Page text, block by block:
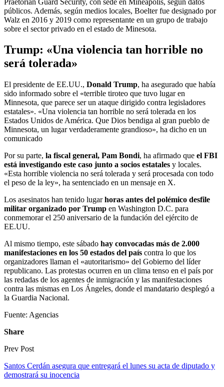
públicos. Además, según medios locales, Boelter fue designado por
Walz en 2016 y 2019 como representante en un grupo de trabajo
sobre el sector privado en el estado de Minesota.
Trump: «Una violencia tan horrible no
será tolerada»
El presidente de EE.UU., Donald Trump, ha asegurado que había
sido informado sobre el «terrible tiroteo que tuvo lugar en
Minnesota, que parece ser un ataque dirigido contra legisladores
estatales». «Una violencia tan horrible no será tolerada en los
Estados Unidos de América. Que Dios bendiga al gran pueblo de
Minnesota, un lugar verdaderamente grandioso», ha dicho en un
comunicado
Por su parte, la fiscal general, Pam Bondi, ha afirmado que el FBI
está investigando este caso junto a socios estatales y locales.
«Esta horrible violencia no será tolerada y será procesada con todo
el peso de la ley», ha sentenciado en un mensaje en X.
Los asesinatos han tenido lugarhoras antes del polémico desfile
militar organizado por Trump en Washington D.C. para
conmemorar el 250 aniversario de la fundación del ejército de
EE.UU.
Al mismo tiempo, este sábado hay convocadas más de 2.000
manifestaciones en los 50 estados del país contra lo que los
organizadores llaman el «autoritarismo» del Gobierno del líder
republicano. Las protestas ocurren en un clima tenso en el país por
las redadas de los agentes de inmigración y las manifestaciones
contra las mismas en Los Ángeles, donde el mandatario desplegó a
la Guardia Nacional.
Fuente: Agencias
Share
Prev Post
Santos Cerdán asegura que entregará el lunes su acta de diputado y
demostrará su inocencia